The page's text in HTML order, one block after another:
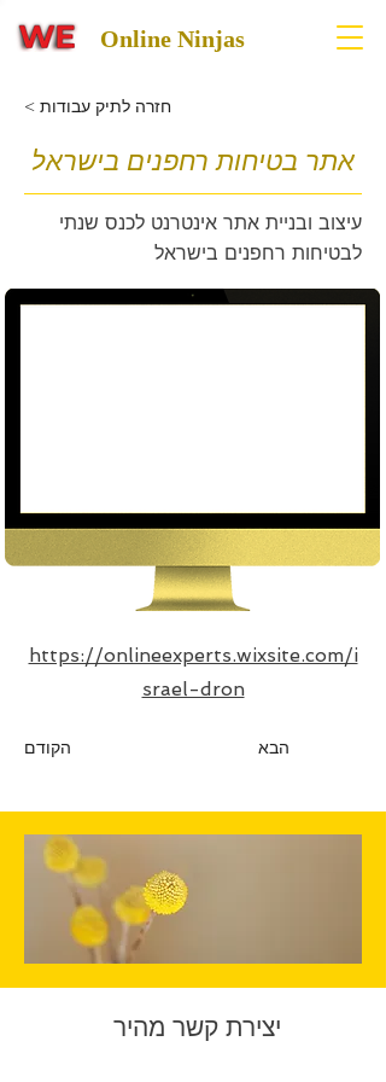
Online Ninjas
< חזרה לתיק עבודות
אתר בטיחות רחפנים בישראל
עיצוב ובניית אתר אינטרנט לכנס שנתי
לבטיחות רחפנים בישראל
https://onlineexperts.wixsite.com/i
srael-dron
הקודם הבא
יצירת קשר מהיר